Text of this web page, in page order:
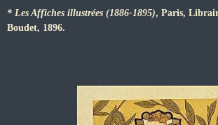
* Les Affiches illustrées (1886-1895), Paris,
Boudet, 1896.